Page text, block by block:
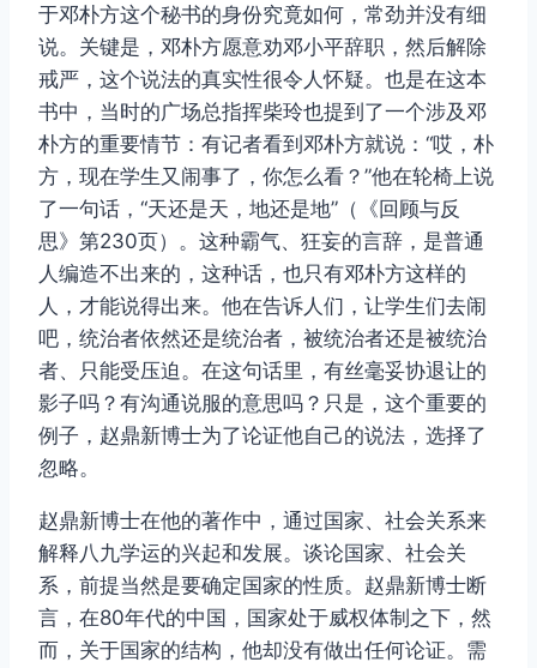
于邓朴方这个秘书的身份究竟如何，常劲并没有细
说。关键是，邓朴方愿意劝邓小平辞职，然后解除
戒严，这个说法的真实性很令人怀疑。也是在这本
书中，当时的广场总指挥柴玲也提到了一个涉及邓
朴方的重要情节：有记者看到邓朴方就说：“哎，朴
方，现在学生又闹事了，你怎么看？”他在轮椅上说
了一句话，“天还是天，地还是地”（《回顾与反
思》第230页）。这种霸气、狂妄的言辞，是普通
人编造不出来的，这种话，也只有邓朴方这样的
人，才能说得出来。他在告诉人们，让学生们去闹
吧，统治者依然还是统治者，被统治者还是被统治
者、只能受压迫。在这句话里，有丝毫妥协退让的
影子吗？有沟通说服的意思吗？只是，这个重要的
例子，赵鼎新博士为了论证他自己的说法，选择了
忽略。
赵鼎新博士在他的著作中，通过国家、社会关系来
解释八九学运的兴起和发展。谈论国家、社会关
系，前提当然是要确定国家的性质。赵鼎新博士断
言，在80年代的中国，国家处于威权体制之下，然
而，关于国家的结构，他却没有做出任何论证。需